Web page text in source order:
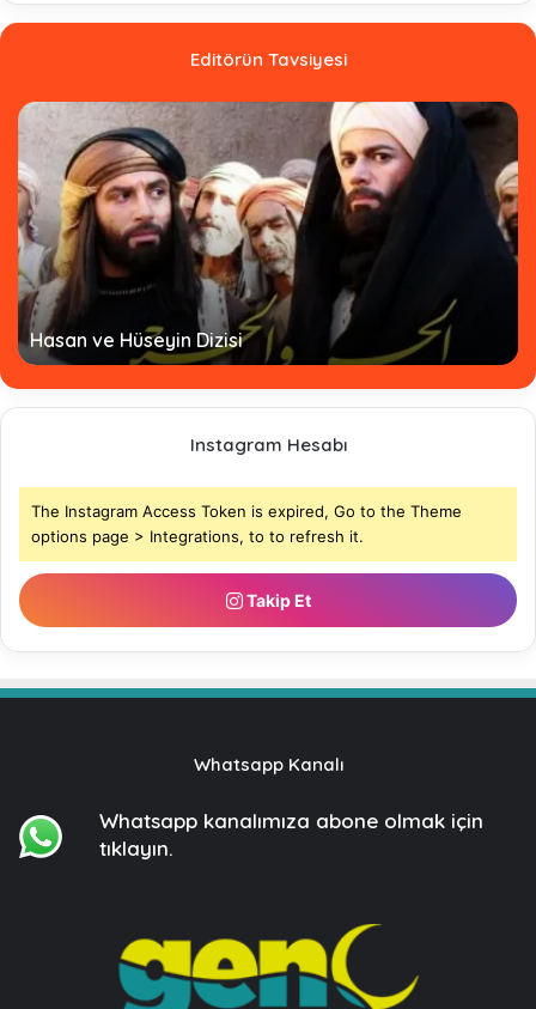
Editörün Tavsiyesi
Hasan ve Hüseyin Dizisi
Instagram Hesabı
The Instagram Access Token is expired, Go to the Theme
options page > Integrations, to to refresh it.
Takip Et
Whatsapp Kanalı
Whatsapp kanalımıza abone olmak için
tıklayın.